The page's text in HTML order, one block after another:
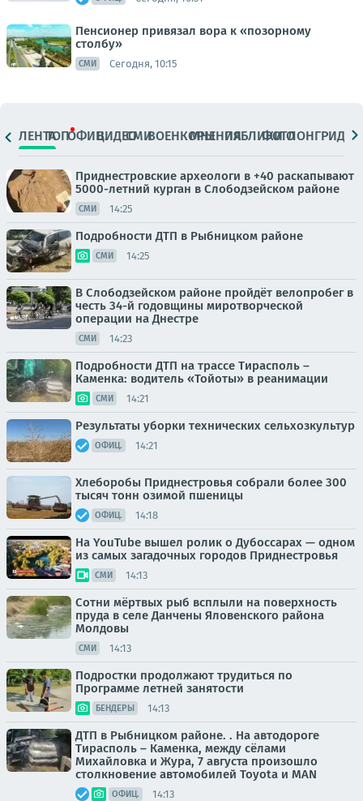
Пенсионер привязал вора к «позорному
столбу»
СМИ Сегодня, 10:15
ЛЕНТАТОПОФИЦ.ВИДЕОСМИВОЕНКОРЫМНЕНИЯПАБЛИКИ
ФОТОЛОНГРИДЫ
Приднестровские археологи в +40 раскапывают
5000-летний курган в Слободзейском районе
СМИ 14:25
Подробности ДТП в Рыбницком районе
СМИ 14:25
В Слободзейском районе пройдёт велопробег в
честь 34-й годовщины миротворческой
операции на Днестре
СМИ 14:23
Подробности ДТП на трассе Тирасполь –
Каменка: водитель «Тойоты» в реанимации
СМИ 14:21
Результаты уборки технических сельхозкультур
ОФИЦ. 14:21
Хлеборобы Приднестровья собрали более 300
тысяч тонн озимой пшеницы
ОФИЦ. 14:18
На YouTube вышел ролик о Дубоссарах — одном
из самых загадочных городов Приднестровья
СМИ 14:13
Сотни мёртвых рыб всплыли на поверхность
пруда в селе Данчены Яловенского района
Молдовы
СМИ 14:13
Подростки продолжают трудиться по
Программе летней занятости
БЕНДЕРЫ 14:13
ДТП в Рыбницком районе. . На автодороге
Тирасполь – Каменка, между сёлами
Михайловка и Жура, 7 августа произошло
столкновение автомобилей Toyota и MAN
ОФИЦ. 14:13